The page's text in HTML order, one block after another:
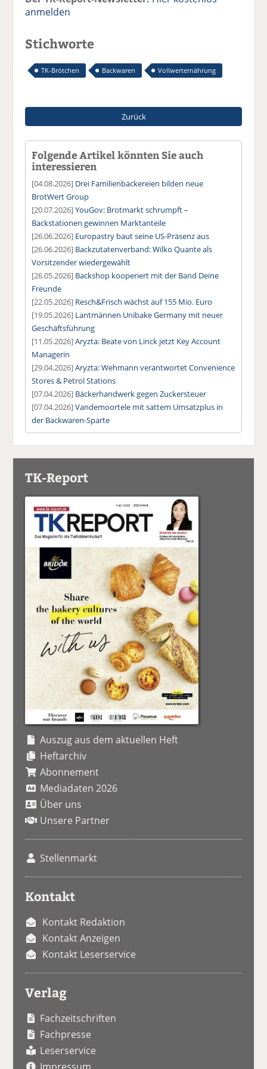
anmelden
Stichworte
TK-Brötchen Backwaren Vollwerternährung
Zurück
Folgende Artikel könnten Sie auch
interessieren
[04.08.2026] Drei Familienbäckereien bilden neue
BrotWert Group
[20.07.2026]YouGov: Brotmarkt schrumpft –
Backstationen gewinnen Marktanteile
[26.06.2026] Europastry baut seine US-Präsenz aus
[26.06.2026] Backzutatenverband: Wilko Quante als
Vorsitzender wiedergewählt
[26.05.2026] Backshop kooperiert mit der Band Deine
Freunde
[22.05.2026] Resch&Frisch wächst auf 155 Mio. Euro
[19.05.2026] Lantmännen Unibake Germany mit neuer
Geschäftsführung
[11.05.2026]Aryzta: Beate von Linck jetzt Key Account
Managerin
[29.04.2026]Aryzta: Wehmann verantwortet Convenience
Stores & Petrol Stations
[07.04.2026] Bäckerhandwerk gegen Zuckersteuer
[07.04.2026]Vandemoortele mit sattem Umsatzplus in
der Backwaren-Sparte
TK-Report
Auszug aus dem aktuellen Heft
Heftarchiv
Abonnement
Mediadaten 2026
Über uns
Unsere Partner
Stellenmarkt
Kontakt
Kontakt Redaktion
Kontakt Anzeigen
Kontakt Leserservice
Verlag
Fachzeitschriften
Fachpresse
Leserservice
Impressum